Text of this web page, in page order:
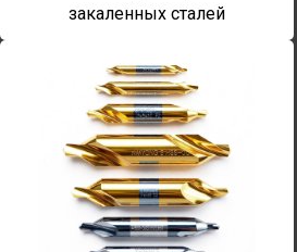
закаленных сталей